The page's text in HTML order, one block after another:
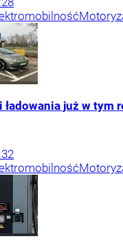
już w tym